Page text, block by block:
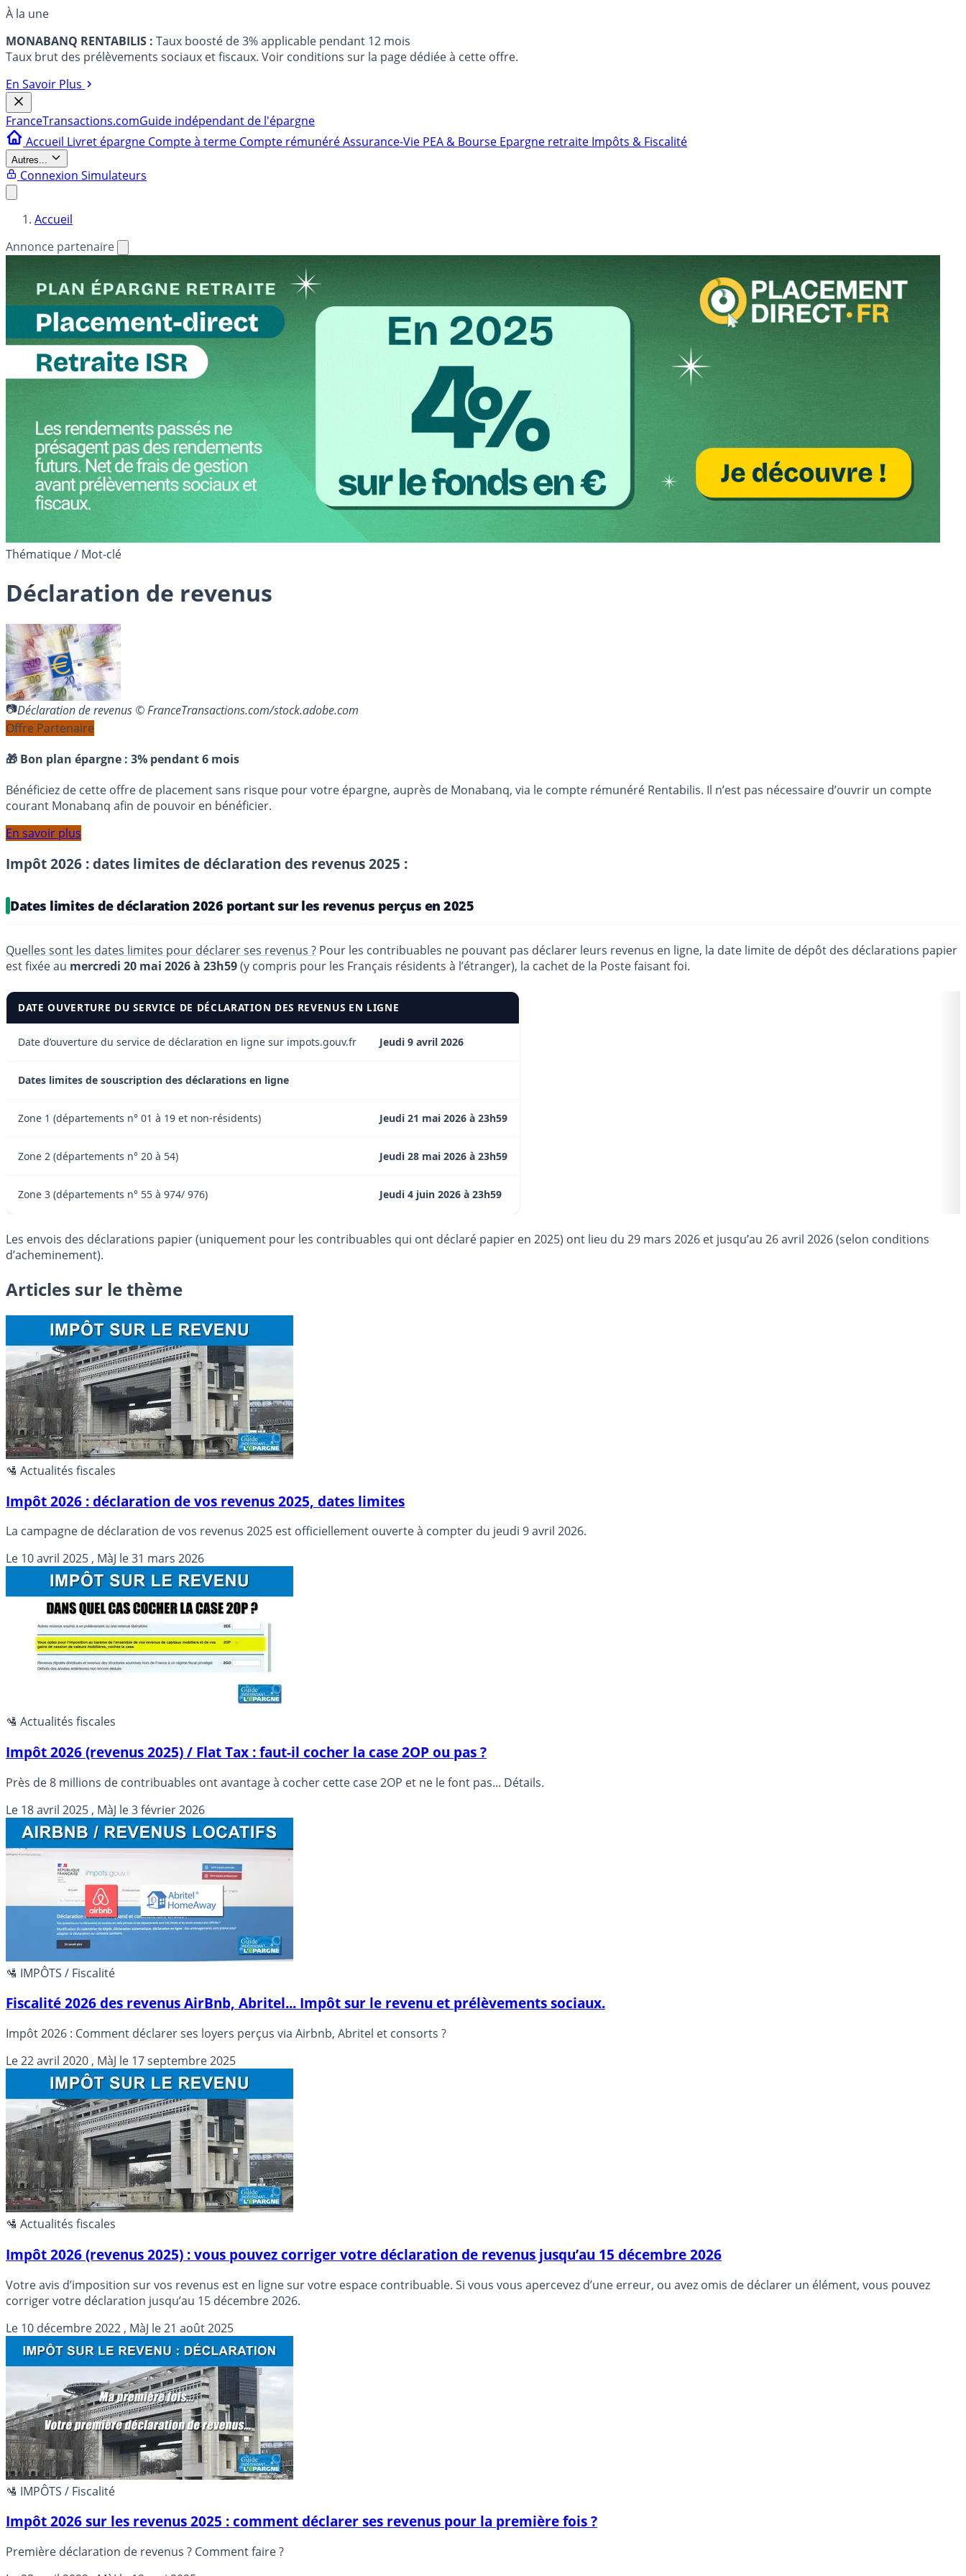
À la une
MONABANQ RENTABILIS : Taux boosté de 3% applicable pendant 12 mois
Taux brut des prélèvements sociaux et fiscaux. Voir conditions sur la page dédiée à cette offre.
En Savoir Plus
FranceTransactions.comGuide indépendant de l'épargne
Accueil Livret épargne Compte à terme Compte rémunéréAssurance-Vie PEA & Bourse Epargne retraite Impôts & Fiscalité
Autres...
Connexion Simulateurs
Accueil
Annonce partenaire
Thématique / Mot-clé
Déclaration de revenus
Déclaration de revenus © FranceTransactions.com/stock.adobe.com
Offre Partenaire
🎁 Bon plan épargne : 3% pendant 6 mois
Bénéficiez de cette offre de placement sans risque pour votre épargne, auprès de Monabanq, via le compte rémunéré Rentabilis. Il n’est pas nécessaire d’ouvrir un compte
courant Monabanq afin de pouvoir en bénéficier.
En savoir plus
Impôt 2026 : dates limites de déclaration des revenus 2025 :
Dates limites de déclaration 2026 portant sur les revenus perçus en 2025
Quelles sont les dates limites pour déclarer ses revenus ? Pour les contribuables ne pouvant pas déclarer leurs revenus en ligne, la date limite de dépôt des déclarations papier
est fixée au mercredi 20 mai 2026 à 23h59(y compris pour les Français résidents à l’étranger), la cachet de la Poste faisant foi.
DATE OUVERTURE DU SERVICE DE DÉCLARATION DES REVENUS EN LIGNE
Date d’ouverture du service de déclaration en ligne sur impots.gouv.fr Jeudi 9 avril 2026
Dates limites de souscription des déclarations en ligne
Zone 1 (départements n° 01 à 19 et non-résidents) Jeudi 21 mai 2026 à 23h59
Zone 2 (départements n° 20 à 54) Jeudi 28 mai 2026 à 23h59
Zone 3 (départements n° 55 à 974/ 976) Jeudi 4 juin 2026 à 23h59
Les envois des déclarations papier (uniquement pour les contribuables qui ont déclaré papier en 2025) ont lieu du 29 mars 2026 et jusqu’au 26 avril 2026 (selon conditions
d’acheminement).
Articles sur le thème
🛂 Actualités fiscales
Impôt 2026 : déclaration de vos revenus 2025, dates limites
La campagne de déclaration de vos revenus 2025 est officiellement ouverte à compter du jeudi 9 avril 2026.
Le 10 avril 2025 , MàJ le31 mars 2026
🛂 Actualités fiscales
Impôt 2026 (revenus 2025) / Flat Tax : faut-il cocher la case 2OP ou pas ?
Près de 8 millions de contribuables ont avantage à cocher cette case 2OP et ne le font pas... Détails.
Le 18 avril 2025 , MàJ le3 février 2026
🛂 IMPÔTS / Fiscalité
Fiscalité 2026 des revenus AirBnb, Abritel... Impôt sur le revenu et prélèvements sociaux.
Impôt 2026 : Comment déclarer ses loyers perçus via Airbnb, Abritel et consorts ?
Le22 avril 2020 , MàJ le 17 septembre 2025
🛂 Actualités fiscales
Impôt 2026 (revenus 2025) : vous pouvez corriger votre déclaration de revenus jusqu’au 15 décembre 2026
Votre avis d’imposition sur vos revenus est en ligne sur votre espace contribuable. Si vous vous apercevez d’une erreur, ou avez omis de déclarer un élément, vous pouvez
corriger votre déclaration jusqu’au 15 décembre 2026.
Le 10 décembre 2022 , MàJ le21 août 2025
🛂 IMPÔTS / Fiscalité
Impôt 2026 sur les revenus 2025 : comment déclarer ses revenus pour la première fois ?
Première déclaration de revenus ? Comment faire ?